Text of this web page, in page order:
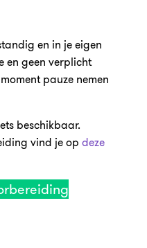
en in je eigen
en geen verplicht
pauze nemen
beschikbaar.
vind je op deze